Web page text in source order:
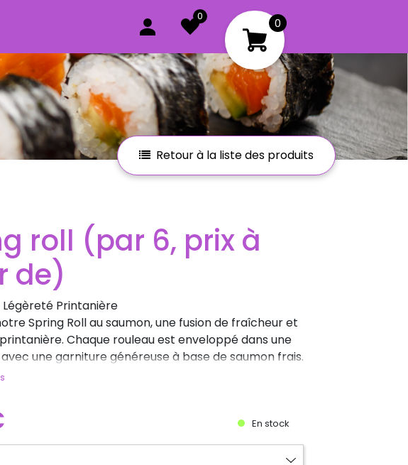
0 0
Retour à la liste des produits
de)
Printanière
Spring Roll au saumon, une fusion de fraîcheur et
Chaque rouleau est enveloppé dans une
avec une garniture généreuse à base de saumon frais.
En stock